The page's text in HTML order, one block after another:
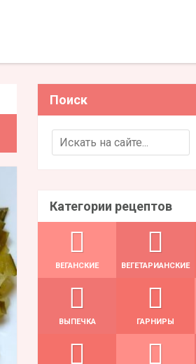
Поиск
Search for:
Категории рецептов
ВЕГАНСКИЕ ВЕГЕТАРИАНСКИЕ
ВЫПЕЧКА ГАРНИРЫ